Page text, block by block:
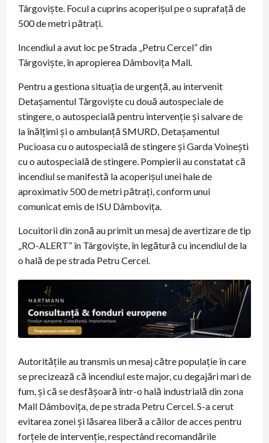
Târgoviște. Focul a cuprins acoperișul pe o suprafață de
500 de metri pătrați.
Incendiul a avut loc pe Strada „Petru Cercel” din
Târgoviște, în apropierea Dâmbovița Mall.
Pentru a gestiona situația de urgență, au intervenit
Detașamentul Târgoviște cu două autospeciale de
stingere, o autospecială pentru intervenție și salvare de
la înălțimi și o ambulanță SMURD, Detașamentul
Pucioasa cu o autospecială de stingere și Garda Voinești
cu o autospecială de stingere. Pompierii au constatat că
incendiul se manifestă la acoperișul unei hale de
aproximativ 500 de metri pătrați, conform unui
comunicat emis de ISU Dâmbovița.
Locuitorii din zonă au primit un mesaj de avertizare de tip
„RO-ALERT” în Târgoviște, în legătură cu incendiul de la
o hală de pe strada Petru Cercel.
Autoritățile au transmis un mesaj către populație în care
se precizează că incendiul este major, cu degajări mari de
fum, și că se desfășoară într-o hală industrială din zona
Mall Dâmbovița, de pe strada Petru Cercel. S-a cerut
evitarea zonei și lăsarea liberă a căilor de acces pentru
forțele de intervenție, respectând recomandările